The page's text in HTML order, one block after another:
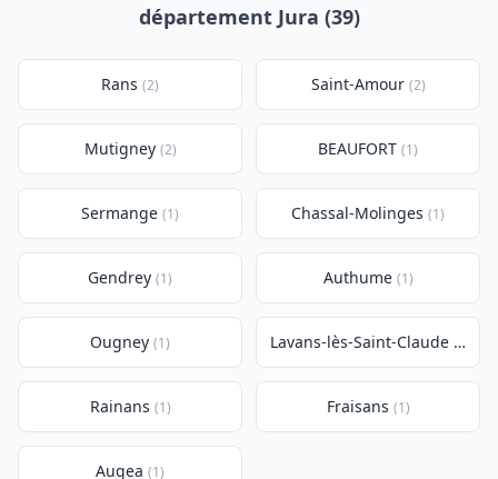
département Jura (39)
Rans (2) Saint-Amour (2)
Mutigney (2) BEAUFORT (1)
Sermange (1) Chassal-Molinges (1)
Gendrey (1) Authume (1)
Ougney (1) Lavans-lès-Saint-Claude (1)
Rainans (1) Fraisans (1)
Augea (1)